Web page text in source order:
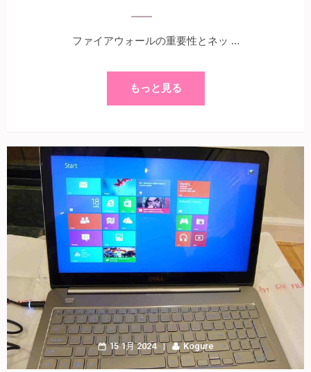
ファイアウォールの重要性とネッ …
もっと見る
15 1月 2024 Kogure